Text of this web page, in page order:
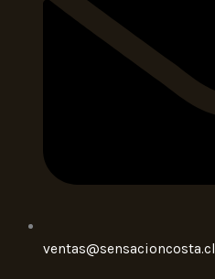
ventas@sensacioncosta.cl